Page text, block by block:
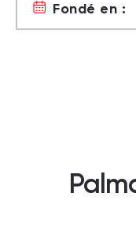
Fondé en :